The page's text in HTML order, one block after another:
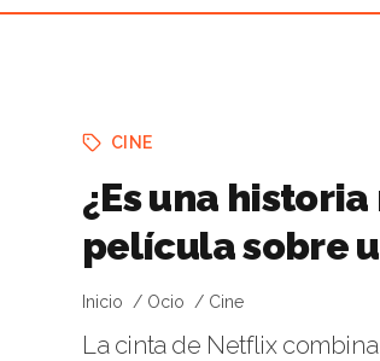
CINE
¿Es una
película sobre
Inicio Ocio Cine
La cinta de Netflix